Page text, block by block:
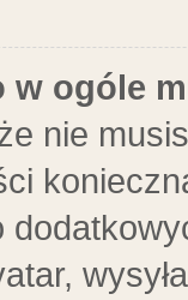
w ogóle
nie